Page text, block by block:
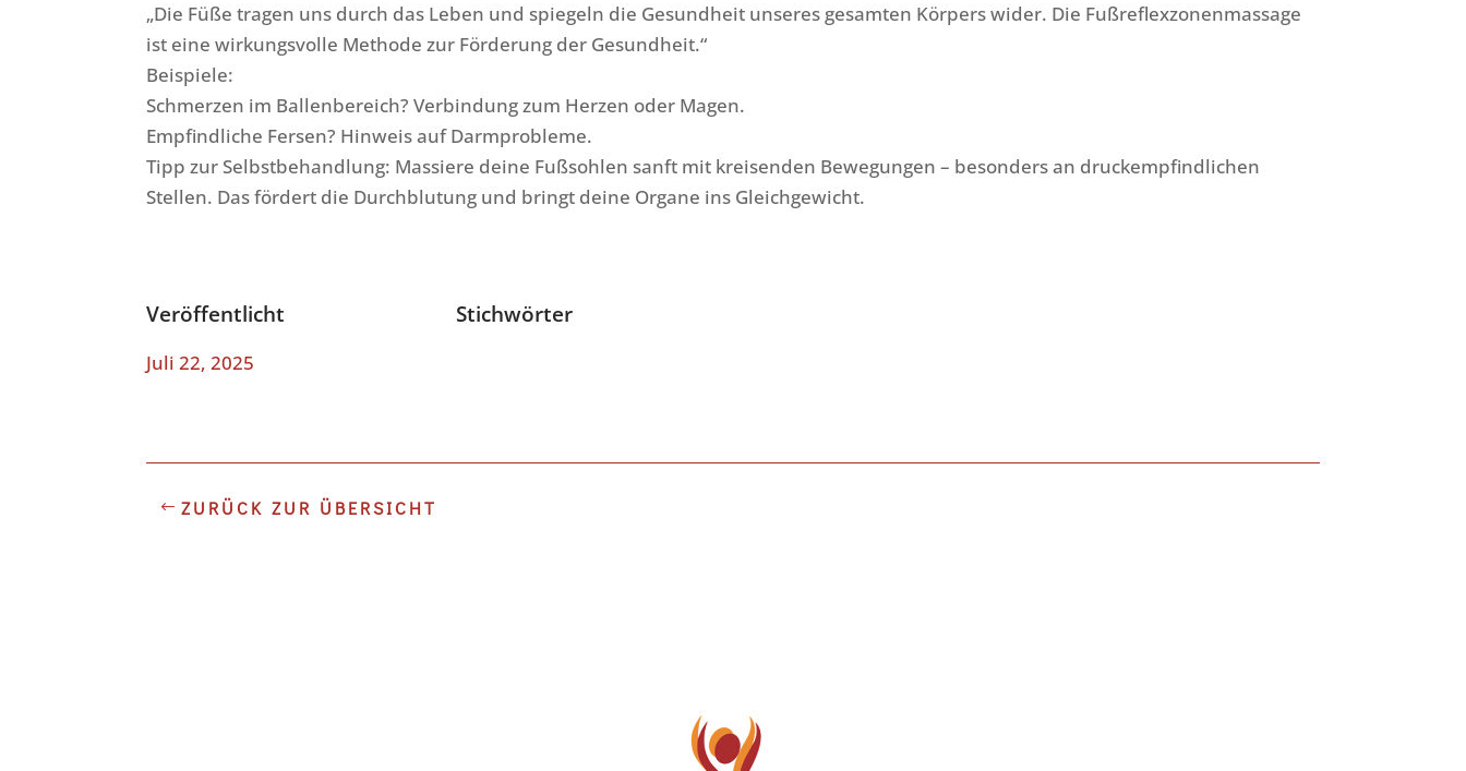
„Die Füße tragen uns durch das Leben und spiegeln die Gesundheit unseres gesamten Körpers wider. Die Fußreflexzonenmassage
ist eine wirkungsvolle Methode zur Förderung der Gesundheit.“
Beispiele:
Schmerzen im Ballenbereich? Verbindung zum Herzen oder Magen.
Empfindliche Fersen? Hinweis auf Darmprobleme.
Tipp zur Selbstbehandlung: Massiere deine Fußsohlen sanft mit kreisenden Bewegungen – besonders an druckempfindlichen
Stellen. Das fördert die Durchblutung und bringt deine Organe ins Gleichgewicht.
Veröffentlicht
Juli 22, 2025
Stichwörter
ZURÜCK ZUR ÜBERSICHT